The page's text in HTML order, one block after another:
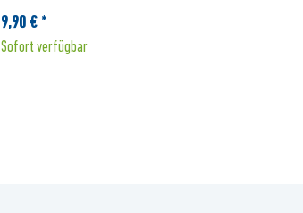
9,90 € *
Sofort verfügbar